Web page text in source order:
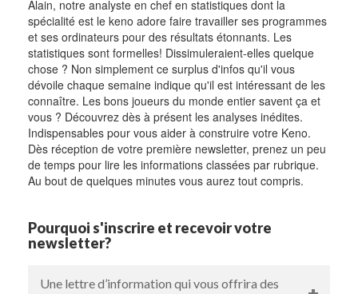
Alain, notre analyste en chef en statistiques dont la
spécialité est le keno adore faire travailler ses programmes
et ses ordinateurs pour des résultats étonnants. Les
statistiques sont formelles! Dissimuleraient-elles quelque
chose ? Non simplement ce surplus d'infos qu'il vous
dévoile chaque semaine indique qu'il est intéressant de les
connaître. Les bons joueurs du monde entier savent ça et
vous ? Découvrez dès à présent les analyses inédites.
Indispensables pour vous aider à construire votre Keno.
Dès réception de votre première newsletter, prenez un peu
de temps pour lire les informations classées par rubrique.
Au bout de quelques minutes vous aurez tout compris.
Pourquoi s'inscrire et recevoir votre
newsletter?
Une lettre d’information qui vous offrira des